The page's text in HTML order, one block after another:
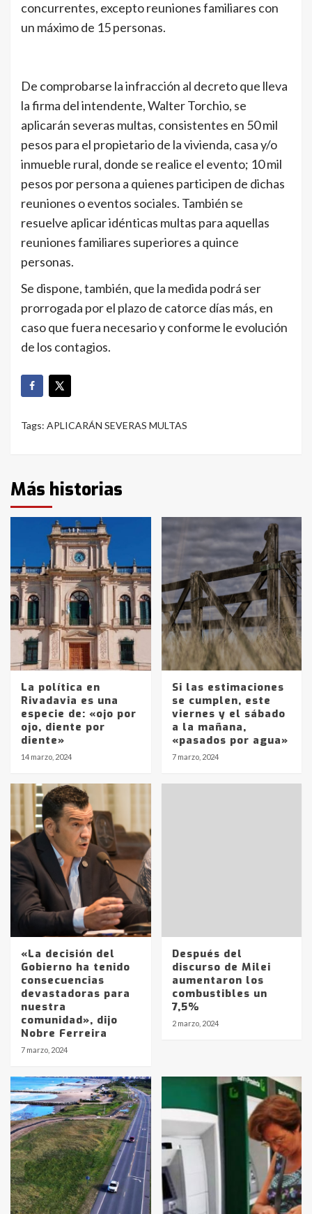
concurrentes, excepto reuniones familiares con
un máximo de 15 personas.
De comprobarse la infracción al decreto que lleva
la firma del intendente, Walter Torchio, se
aplicarán severas multas, consistentes en 50 mil
pesos para el propietario de la vivienda, casa y/o
inmueble rural, donde se realice el evento; 10 mil
pesos por persona a quienes participen de dichas
reuniones o eventos sociales. También se
resuelve aplicar idénticas multas para aquellas
reuniones familiares superiores a quince
personas.
Se dispone, también, que la medida podrá ser
prorrogada por el plazo de catorce días más, en
caso que fuera necesario y conforme le evolución
de los contagios.
Tags: APLICARÁN SEVERAS MULTAS
Más historias
La política en
Rivadavia es una
especie de: «ojo por
ojo, diente por
diente»
14 marzo, 2024
Si las estimaciones
se cumplen, este
viernes y el sábado
a la mañana,
«pasados por agua»
7 marzo, 2024
«La decisión del
Gobierno ha tenido
consecuencias
devastadoras para
nuestra
comunidad», dijo
Nobre Ferreira
7 marzo, 2024
Después del
discurso de Milei
aumentaron los
combustibles un
7,5%
2 marzo, 2024
3
en la mañana del lunes
4
Accidente en Ruta 5: falleció un
joven de Trenque Lauquen
Los precios de los combustibles en